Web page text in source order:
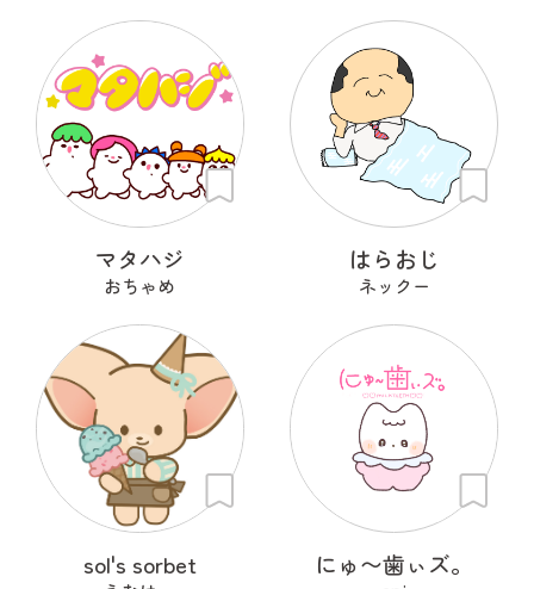
マタハジ
おちゃめ
はらおじ
ネックー
sol's sorbet にゅ〜歯ぃズ。